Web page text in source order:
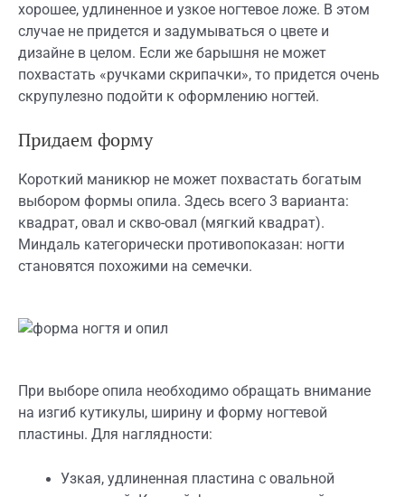
хорошее, удлиненное и узкое ногтевое ложе. В этом
случае не придется и задумываться о цвете и
дизайне в целом. Если же барышня не может
похвастать «ручками скрипачки», то придется очень
скрупулезно подойти к оформлению ногтей.
Придаем форму
Короткий маникюр не может похвастать богатым
выбором формы опила. Здесь всего 3 варианта:
квадрат, овал и скво-овал (мягкий квадрат).
Миндаль категорически противопоказан: ногти
становятся похожими на семечки.
При выборе опила необходимо обращать внимание
на изгиб кутикулы, ширину и форму ногтевой
пластины. Для наглядности:
Узкая, удлиненная пластина с овальной